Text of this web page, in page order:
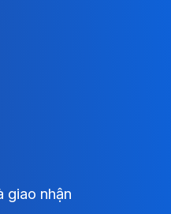
giao nhận